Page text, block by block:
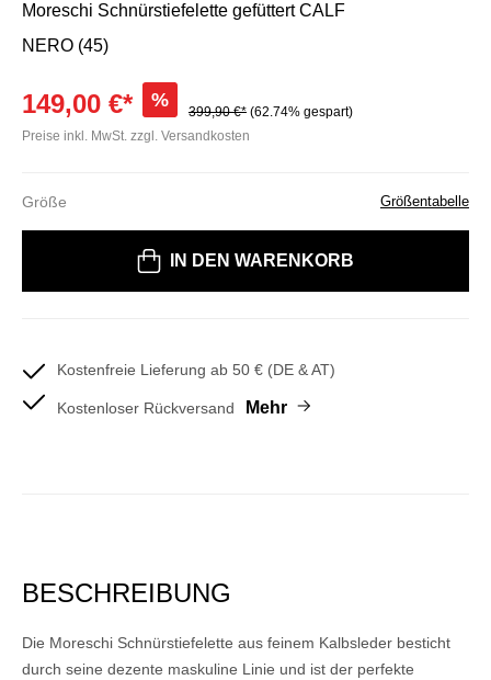
Moreschi Schnürstiefelette gefüttert CALF
NERO (45)
149,00 €* %
399,90 €* (62.74% gespart)
Preise inkl. MwSt. zzgl. Versandkosten
Größe Größentabelle
IN DEN WARENKORB
Kostenfreie Lieferung ab 50 € (DE & AT)
Kostenloser Rückversand Mehr
BESCHREIBUNG
Die Moreschi Schnürstiefelette aus feinem Kalbsleder besticht
durch seine dezente maskuline Linie und ist der perfekte